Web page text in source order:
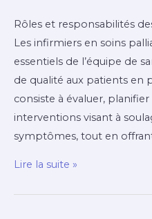
Rôles et responsabilités
Les infirmiers en soins
essentiels de l’équipe de
de qualité aux patients en
consiste à évaluer,
interventions visant à
symptômes, tout en
Soins
Lire la suite »